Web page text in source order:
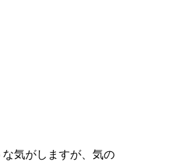
気がしますが、気の